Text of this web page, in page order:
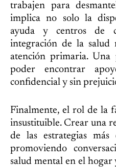
trabajen para
implica no solo la
ayuda y centros de
integración de la salud
atención primaria. Una
poder encontrar
confidencial y sin
Finalmente, el rol de la
insustituible. Crear una
de las estrategias más
promoviendo
salud mental en el hogar